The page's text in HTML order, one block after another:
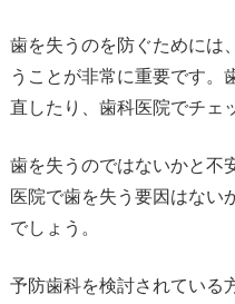
歯を失うのを防ぐためには
うことが非常に重要です。
直したり、歯科医院でチェ
歯を失うのではないかと不
医院で歯を失う要因はない
でしょう。
予防歯科を検討されている